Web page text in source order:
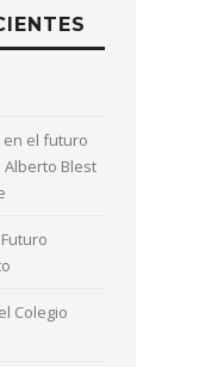
en el futuro
Alberto Blest
Colegio